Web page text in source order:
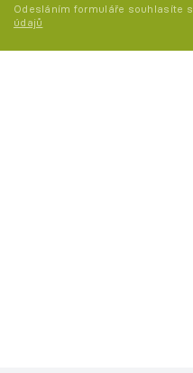
Odesláním formuláře souhlasíte s
údajů